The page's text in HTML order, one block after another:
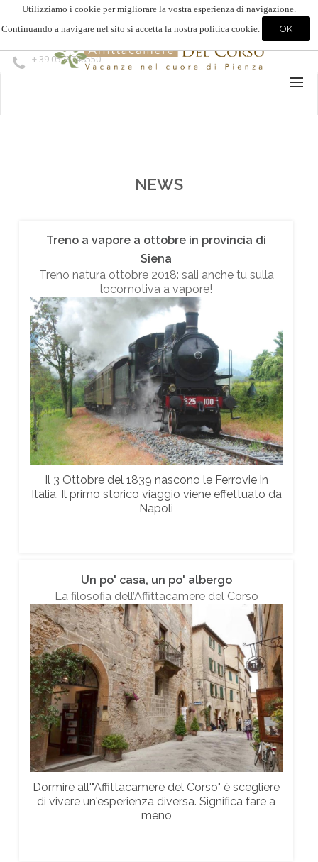
Utilizziamo i cookie per migliorare la vostra esperienza di navigazione.
Continuando a navigare nel sito si accetta la nostra politica cookie.
+ 39 0578748550
NEWS
Treno a vapore a ottobre in provincia di
Siena
Treno natura ottobre 2018: sali anche tu sulla
locomotiva a vapore!
Il 3 Ottobre del 1839 nascono le Ferrovie in
Italia. Il primo storico viaggio viene effettuato da
Napoli
Un po' casa, un po' albergo
La filosofia dell’Affittacamere del Corso
Dormire all'"Affittacamere del Corso" è scegliere
di vivere un'esperienza diversa. Significa fare a
meno